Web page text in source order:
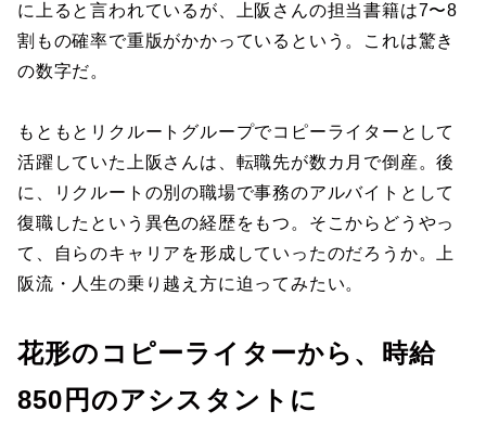
に上ると言われているが、上阪さんの担当書籍は7〜8
割もの確率で重版がかかっているという。これは驚き
の数字だ。
もともとリクルートグループでコピーライターとして
活躍していた上阪さんは、転職先が数カ月で倒産。後
に、リクルートの別の職場で事務のアルバイトとして
復職したという異色の経歴をもつ。そこからどうやっ
て、自らのキャリアを形成していったのだろうか。上
阪流・人生の乗り越え方に迫ってみたい。
花形のコピーライターから、時給
850円のアシスタントに